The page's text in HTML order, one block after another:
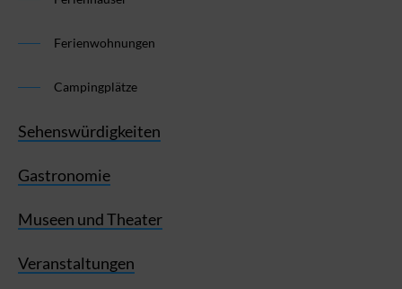
Ferienwohnungen
Campingplätze
Sehenswürdigkeiten
Gastronomie
Museen und Theater
Veranstaltungen